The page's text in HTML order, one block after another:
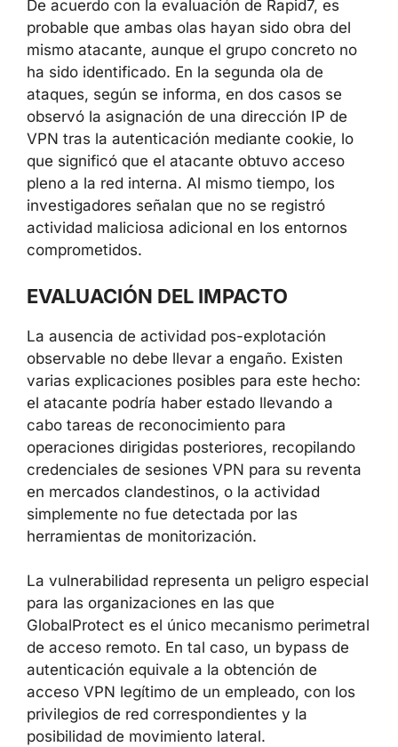
publicación del boletín
Segunda ola: el 21 de mayo de 2026,
con un escenario de ataque más
avanzado
De acuerdo con la evaluación de Rapid7, es
probable que ambas olas hayan sido obra del
mismo atacante, aunque el grupo concreto no
ha sido identificado. En la segunda ola de
ataques, según se informa, en dos casos se
observó la asignación de una dirección IP de
VPN tras la autenticación mediante cookie, lo
pleno a la red interna. Al mismo tiempo, los
actividad maliciosa adicional en los entornos
comprometidos.
EVALUACIÓN DEL IMPACTO
La ausencia de actividad pos-explotación
observable no debe llevar a engaño. Existen
varias explicaciones posibles para este
hecho: el atacante podría haber estado
llevando a cabo tareas de reconocimiento
recopilando credenciales de sesiones VPN
para su reventa en mercados clandestinos, o
la actividad simplemente no fue detectada
por las herramientas de monitorización.
La vulnerabilidad representa un peligro
especial para las organizaciones en las que
GlobalProtect es el único mecanismo